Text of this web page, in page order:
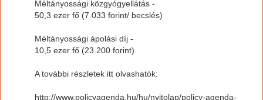
Méltányossági közgyógyellátás -
50,3 ezer fő (7.033 forint/ becslés)
Méltányossági ápolási díj -
10,5 ezer fő (23.200 forint)
A további részletek itt olvashatók:
http://www.policyagenda.hu/hu/nyitolap/policy-agenda-